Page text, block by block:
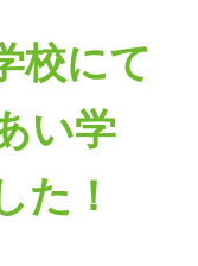
校にて
い学
た！